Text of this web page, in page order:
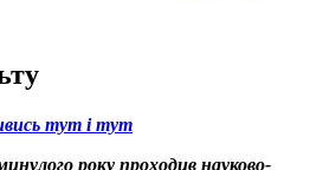
тут і тут
року проходив науково-